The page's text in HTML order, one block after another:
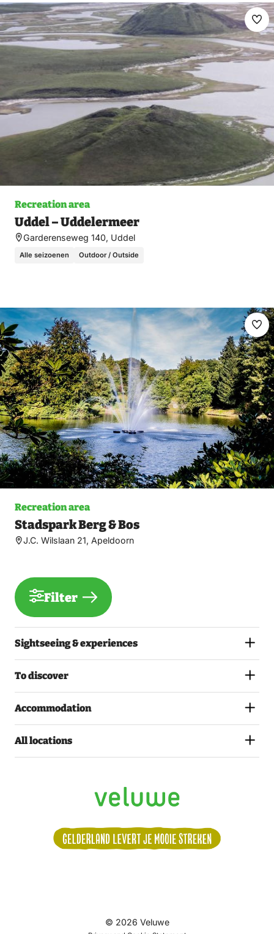
Recreation area
Uddel – Uddelermeer
Garderenseweg 140, Uddel
Alle seizoenen Outdoor / Outside
Recreation area
Stadspark Berg & Bos
J.C. Wilslaan 21, Apeldoorn
Filter
Sightseeing & experiences
To discover
Accommodation
All locations
ons:
© 2026 Veluwe